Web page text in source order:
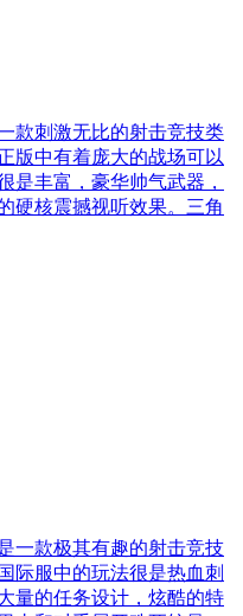
款刺激无比的射击竞技类
版中有着庞大的战场可以
是丰富，豪华帅气武器，
硬核震撼视听效果。三角
一款极其有趣的射击竞技
际服中的玩法很是热血刺
量的任务设计，炫酷的特